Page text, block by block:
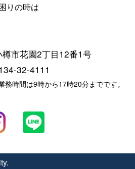
りの時は
市花園2丁目12番1号
32-4111
務時間は9時から17時20分までです。